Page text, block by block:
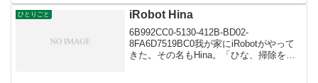
水耕栽培したのですがダメでま...
ひとりごと iRobot Hina
6B992CC0-5130-412B-BD02-
8FA6D7519BC0我が家にiRobotがやって
きた。その名もHina。「ひな、掃除をし